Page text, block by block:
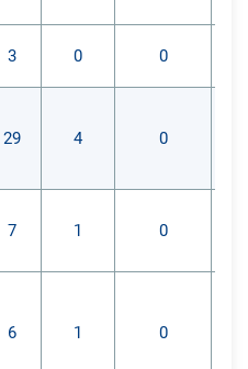
3 0 0
29 4 0
7 1 0
6 1 0